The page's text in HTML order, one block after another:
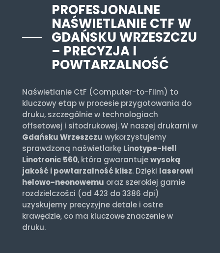
PROFESJONALNE
NAŚWIETLANIE CTF W
GDAŃSKU WRZESZCZU
– PRECYZJA I
POWTARZALNOŚĆ
Naświetlanie CtF (Computer-to-Film) to
kluczowy etap w procesie przygotowania do
druku, szczególnie w technologiach
offsetowej i sitodrukowej. W naszej drukarni w
Gdańsku Wrzeszczu wykorzystujemy
sprawdzoną naświetlarkę Linotype-Hell
Linotronic 560, która gwarantujewysoką
jakość i powtarzalność klisz. Dzięki laserowi
helowo-neonowemu oraz szerokiej gamie
rozdzielczości (od 423 do 3386 dpi)
uzyskujemy precyzyjne detale i ostre
krawędzie, co ma kluczowe znaczenie w
druku.